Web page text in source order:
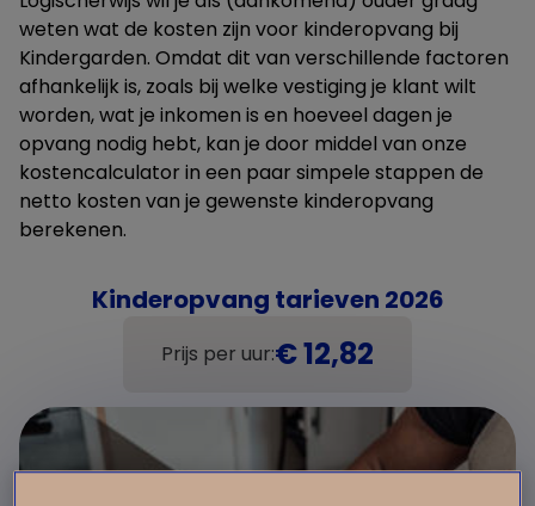
weten wat de kosten zijn voor kinderopvang bij
Kindergarden. Omdat dit van verschillende factoren
afhankelijk is, zoals bij welke vestiging je klant wilt
worden, wat je inkomen is en hoeveel dagen je
opvang nodig hebt, kan je door middel van onze
kostencalculator in een paar simpele stappen de
netto kosten van je gewenste kinderopvang
berekenen.
Kinderopvang tarieven 2026
Prijs per uur:€ 12,82